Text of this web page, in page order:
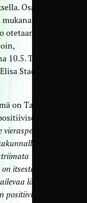
Osa tulee
olevan
otetaan
10.5. Tampere
Stadionilla
on Tarmo
vieraspelit, mihin
on
itsestään
lähetystä